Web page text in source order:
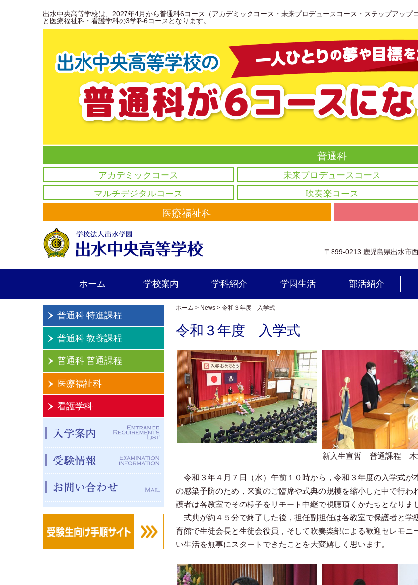
出水中央高等学校は、2027年4月から普通科6コース（アカデミックコース・未来プロデュースコース・ステップアップ
と医療福祉科・看護学科の3学科6コースとなります。
普通科
アカデミックコース 未来プロデュースコース
マルチデジタルコース
吹奏楽コース
医療福祉科
〒899-0213 鹿児島県出水市
ホーム 学校案内 学科紹介 学園生活 部活紹介
普通科 特進課程
普通科 教養課程
普通科 普通課程
医療福祉科
看護学科
ホーム > News >令和３年度 入学式
令和３年度 入学式
新入生宣誓 普通課程
令和３年４月７日（水）午前１０時から，令和３年度の入学式が
の感染予防のため，来賓のご臨席や式典の規模を縮小した中で行
護者は各教室でその様子をリモート中継で視聴頂くかたちとなりま
式典が約４５分で終了した後，担任副担任は各教室で保護者と学
育館で生徒会長と生徒会役員，そして吹奏楽部による歓迎セレモ
い生活を無事にスタートできたことを大変嬉しく思います。